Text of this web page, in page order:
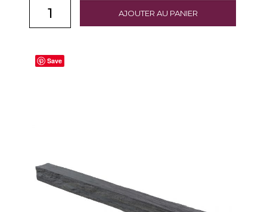
AJOUTER AU PANIER
Save